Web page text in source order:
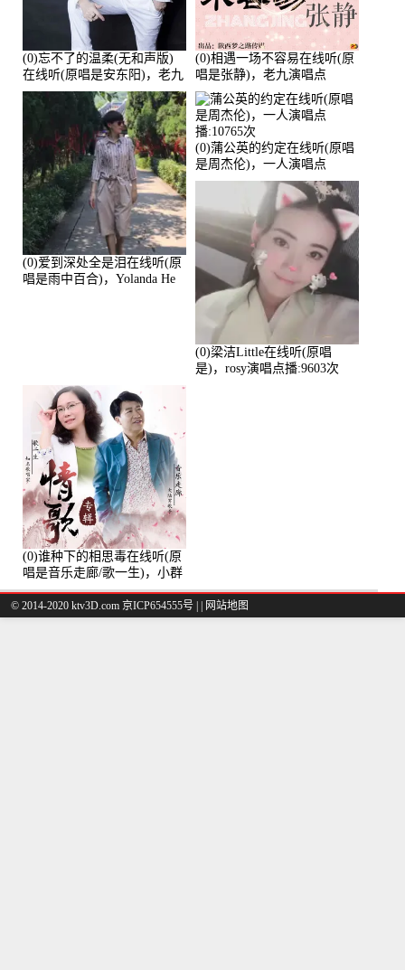
(0)忘不了的温柔(无和声版)
在线听(原唱是安东阳)，老九
演唱点播:17392次
(0)相遇一场不容易在线听(原
唱是张静)，老九演唱点
播:11453次
(0)爱到深处全是泪在线听(原
唱是雨中百合)，Yolanda He
(0)蒲公英的约定在线听(原唱
是周杰伦)，一人演唱点
播:10765次
(0)梁洁Little在线听(原唱
是)，rosy演唱点播:9603次
(0)谁种下的相思毒在线听(原
唱是音乐走廊/歌一生)，小群
演唱点播:8975次
© 2014-2020 ktv3D.com 京ICP654555号 | | 网站地图